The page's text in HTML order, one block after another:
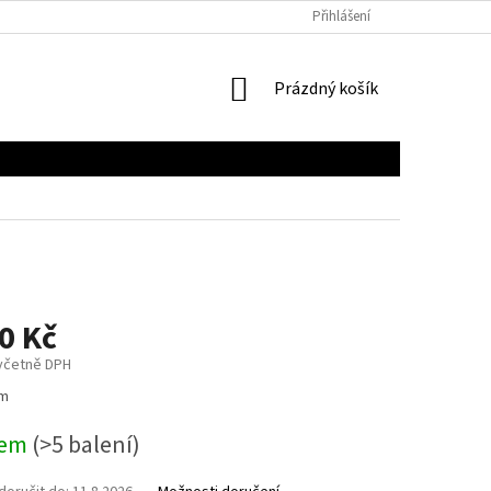
Přihlášení
NÁKUPNÍ
Prázdný košík
Kč
DPH
(>5 balení)